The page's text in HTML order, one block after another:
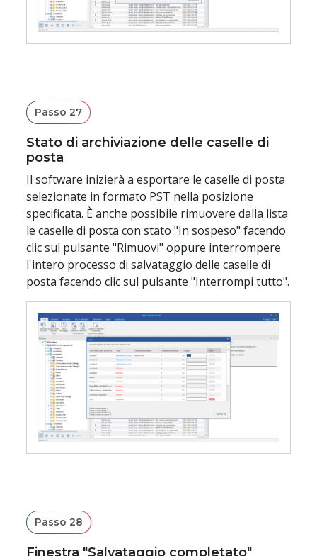
Passo 27
Stato di archiviazione delle caselle di
posta
Il software inizierà a esportare le caselle di posta
selezionate in formato PST nella posizione
specificata. È anche possibile rimuovere dalla lista
le caselle di posta con stato "In sospeso" facendo
clic sul pulsante "Rimuovi" oppure interrompere
l'intero processo di salvataggio delle caselle di
posta facendo clic sul pulsante "Interrompi tutto".
Passo 28
Finestra "Salvataggio completato"